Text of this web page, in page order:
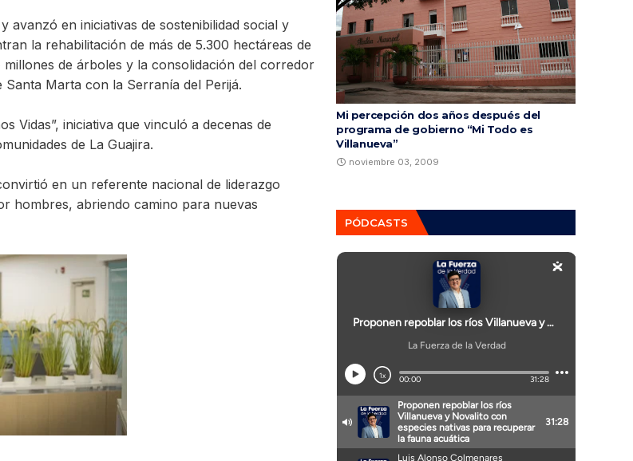
en iniciativas de sostenibilidad social y
la rehabilitación de más de 5.300 hectáreas de
de árboles y la consolidación del corredor
Marta con la Serranía del Perijá.
Vidas”, iniciativa que vinculó a decenas de
de La Guajira.
en un referente nacional de liderazgo
hombres, abriendo camino para nuevas
Mi percepción dos años después del
programa de gobierno “Mi Todo es
Villanueva”
noviembre 03, 2009
PÓDCASTS